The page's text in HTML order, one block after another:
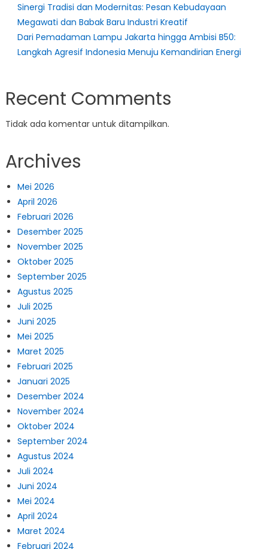
Sinergi Tradisi dan Modernitas: Pesan Kebudayaan
Megawati dan Babak Baru Industri Kreatif
Dari Pemadaman Lampu Jakarta hingga Ambisi B50:
Langkah Agresif Indonesia Menuju Kemandirian Energi
Recent Comments
Tidak ada komentar untuk ditampilkan.
Archives
Mei 2026
April 2026
Februari 2026
Desember 2025
November 2025
Oktober 2025
September 2025
Agustus 2025
Juli 2025
Juni 2025
Mei 2025
Maret 2025
Februari 2025
Januari 2025
Desember 2024
November 2024
Oktober 2024
September 2024
Agustus 2024
Juli 2024
Juni 2024
Mei 2024
April 2024
Maret 2024
Februari 2024